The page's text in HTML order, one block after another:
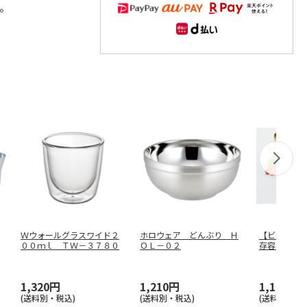
Ｗウォールグラスワイド２
００ｍｌ ＴＷ－３７８０
1,320円
(送料別・税込)
ホロウェア どんぶり Ｈ
ＯＬ－０２
1,210円
(送料別・税込)
【ビタプラ
存容器６Ｐ
1,100円
(送料別・税